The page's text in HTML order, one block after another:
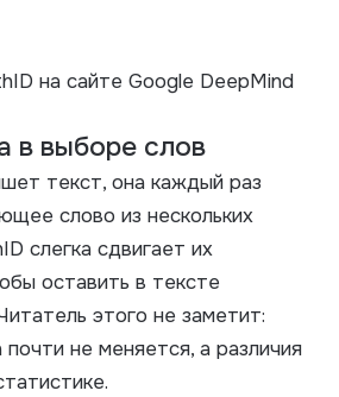
на сайте Google DeepMind
в выборе слов
текст, она каждый раз
слово из нескольких
слегка сдвигает их
оставить в тексте
этого не заметит:
почти не меняется, а различия